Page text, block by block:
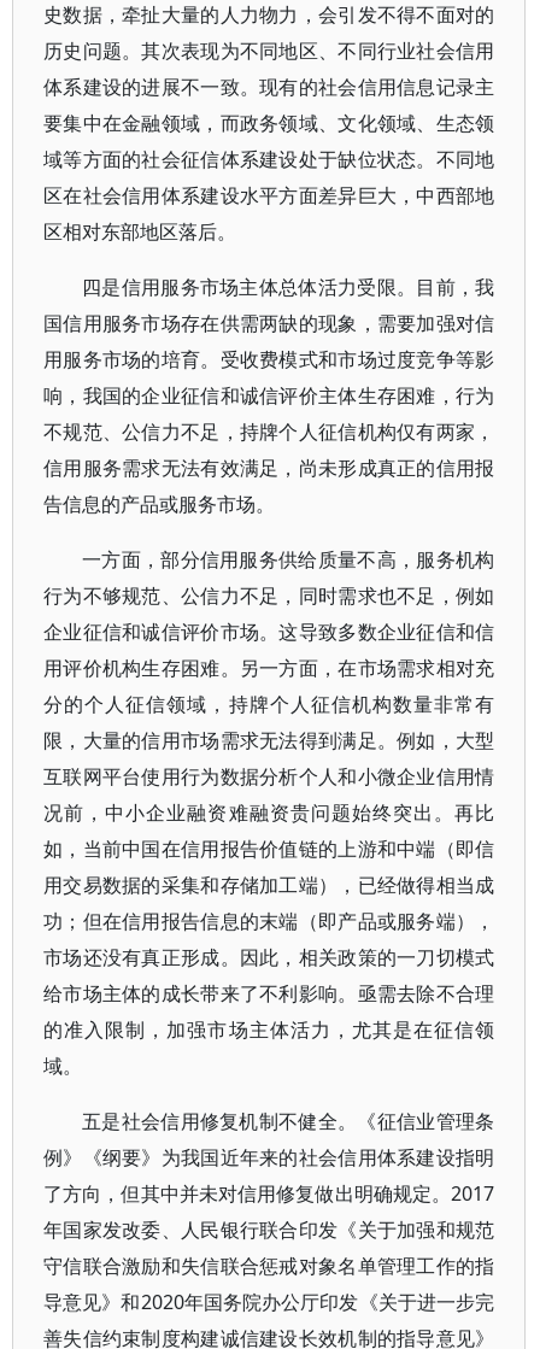
史数据，牵扯大量的人力物力，会引发不得不面对的
历史问题。其次表现为不同地区、不同行业社会信用
体系建设的进展不一致。现有的社会信用信息记录主
要集中在金融领域，而政务领域、文化领域、生态领
域等方面的社会征信体系建设处于缺位状态。不同地
区在社会信用体系建设水平方面差异巨大，中西部地
区相对东部地区落后。
四是信用服务市场主体总体活力受限。目前，我
国信用服务市场存在供需两缺的现象，需要加强对信
用服务市场的培育。受收费模式和市场过度竞争等影
响，我国的企业征信和诚信评价主体生存困难，行为
不规范、公信力不足，持牌个人征信机构仅有两家，
信用服务需求无法有效满足，尚未形成真正的信用报
告信息的产品或服务市场。
一方面，部分信用服务供给质量不高，服务机构
行为不够规范、公信力不足，同时需求也不足，例如
企业征信和诚信评价市场。这导致多数企业征信和信
用评价机构生存困难。另一方面，在市场需求相对充
分的个人征信领域，持牌个人征信机构数量非常有
限，大量的信用市场需求无法得到满足。例如，大型
互联网平台使用行为数据分析个人和小微企业信用情
况前，中小企业融资难融资贵问题始终突出。再比
如，当前中国在信用报告价值链的上游和中端（即信
用交易数据的采集和存储加工端），已经做得相当成
功；但在信用报告信息的末端（即产品或服务端），
市场还没有真正形成。因此，相关政策的一刀切模式
给市场主体的成长带来了不利影响。亟需去除不合理
的准入限制，加强市场主体活力，尤其是在征信领
域。
五是社会信用修复机制不健全。《征信业管理条
例》《纲要》为我国近年来的社会信用体系建设指明
了方向，但其中并未对信用修复做出明确规定。2017
年国家发改委、人民银行联合印发《关于加强和规范
守信联合激励和失信联合惩戒对象名单管理工作的指
导意见》和2020年国务院办公厅印发《关于进一步完
善失信约束制度构建诚信建设长效机制的指导意见》